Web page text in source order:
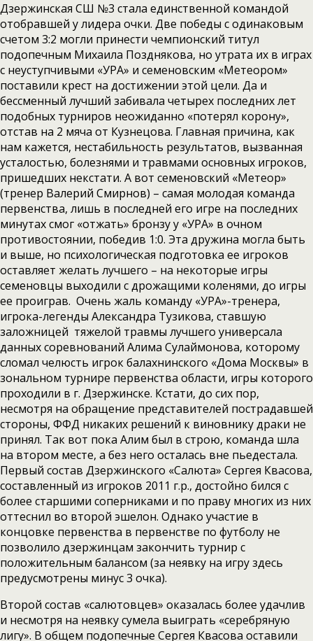
Дзержинская СШ №3 стала единственной командой
отобравшей у лидера очки. Две победы с одинаковым
счетом 3:2 могли принести чемпионский титул
подопечным Михаила Позднякова, но утрата их в играх
с неуступчивыми «УРА» и семеновским «Метеором»
поставили крест на достижении этой цели. Да и
бессменный лучший забивала четырех последних лет
подобных турниров неожиданно «потерял корону»,
отстав на 2 мяча от Кузнецова. Главная причина, как
нам кажется, нестабильность результатов, вызванная
усталостью, болезнями и травмами основных игроков,
пришедших некстати. А вот семеновский «Метеор»
(тренер Валерий Смирнов) – самая молодая команда
первенства, лишь в последней его игре на последних
минутах смог «отжать» бронзу у «УРА» в очном
противостоянии, победив 1:0. Эта дружина могла быть
и выше, но психологическая подготовка ее игроков
оставляет желать лучшего – на некоторые игры
семеновцы выходили с дрожащими коленями, до игры
ее проиграв. Очень жаль команду «УРА»-тренера,
игрока-легенды Александра Тузикова, ставшую
заложницей тяжелой травмы лучшего универсала
данных соревнований Алима Сулаймонова, которому
сломал челюсть игрок балахнинского «Дома Москвы» в
зональном турнире первенства области, игры которого
проходили в г. Дзержинске. Кстати, до сих пор,
несмотря на обращение представителей пострадавшей
стороны, ФФД никаких решений к виновнику драки не
принял. Так вот пока Алим был в строю, команда шла
на втором месте, а без него осталась вне пьедестала.
Первый состав Дзержинского «Салюта» Сергея Квасова,
составленный из игроков 2011 г.р., достойно бился с
более старшими соперниками и по праву многих из них
оттеснил во второй эшелон. Однако участие в
концовке первенства в первенстве по футболу не
позволило дзержинцам закончить турнир с
положительным балансом (за неявку на игру здесь
предусмотрены минус 3 очка).
Второй состав «салютовцев» оказалась более удачлив
и несмотря на неявку сумела выиграть «серебряную
лигу». В общем подопечные Сергея Квасова оставили